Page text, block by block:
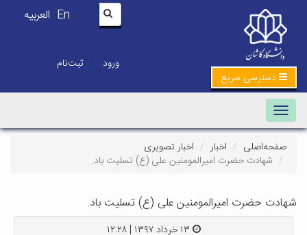
En العربیه
ورود | ثبت‌نام
دسترسی سریع
Toggle navigation
صفحه‌اصلی اخبار
اخبار تصویری
شهادت حضرت امیرالمومنین علی (ع) تسلیت باد.
شهادت حضرت امیرالمومنین علی (ع) تسلیت باد.